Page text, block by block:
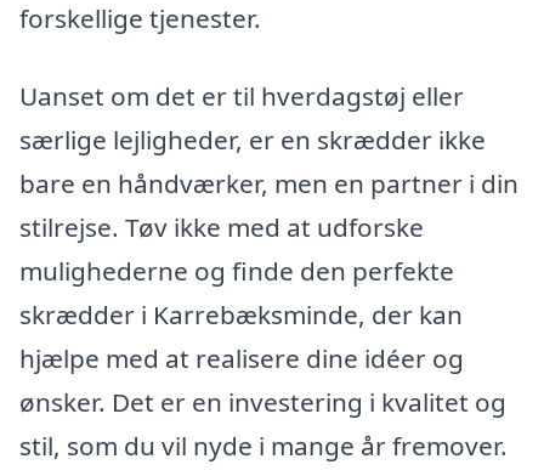
forskellige tjenester.
Uanset om det er til hverdagstøj eller
særlige lejligheder, er en skrædder ikke
bare en håndværker, men en partner i din
stilrejse. Tøv ikke med at udforske
mulighederne og finde den perfekte
skrædder i Karrebæksminde, der kan
hjælpe med at realisere dine idéer og
ønsker. Det er en investering i kvalitet og
stil, som du vil nyde i mange år fremover.